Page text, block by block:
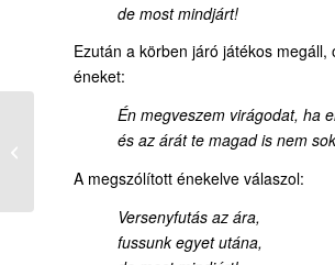
de most mindjárt!
Ezután a körben járó játékos
éneket:
Én megveszem virágodat, ha
és az árát te magad is nem
A megszólított énekelve válaszol:
Versenyfutás az ára,
fussunk egyet utána,
A 38 éve beteg ember